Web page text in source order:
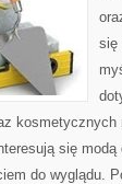
się
się
do wyglądu.